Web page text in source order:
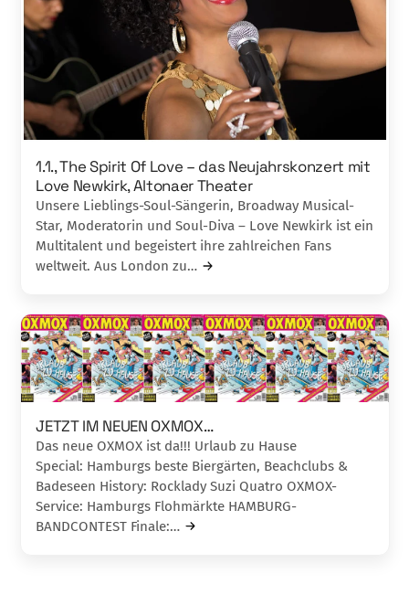
1.1., The Spirit Of Love – das Neujahrskonzert mit
Love Newkirk, Altonaer Theater
Unsere Lieblings-Soul-Sängerin, Broadway Musical-
Star, Moderatorin und Soul-Diva – Love Newkirk ist ein
Multitalent und begeistert ihre zahlreichen Fans
weltweit. Aus London zu…
JETZT IM NEUEN OXMOX…
Das neue OXMOX ist da!!! Urlaub zu Hause
Special: Hamburgs beste Biergärten, Beachclubs &
Badeseen History: Rocklady Suzi Quatro OXMOX-
Service: Hamburgs Flohmärkte HAMBURG-
BANDCONTEST Finale:…